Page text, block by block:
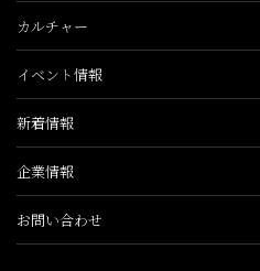
カルチャー
イベント情報
新着情報
企業情報
お問い合わせ